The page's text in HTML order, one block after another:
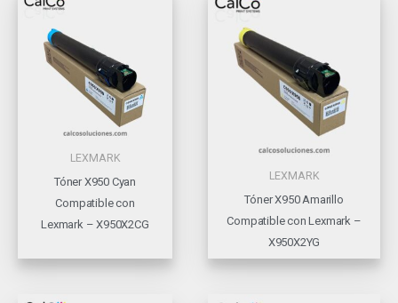
LEXMARK
Tóner X950 Cyan
Compatible con
Lexmark – X950X2CG
LEXMARK
Tóner X950 Amarillo
Compatible con Lexmark –
X950X2YG